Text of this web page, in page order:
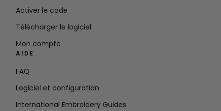
Activer le code
Télécharger le logiciel
Mon compte
AIDE
FAQ
Logiciel et configuration
International Embroidery Guides